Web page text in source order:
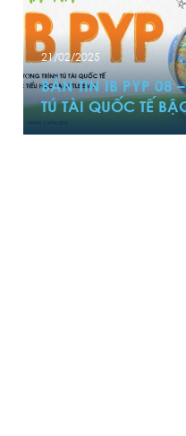
BẢN TIN IB PYP 08
TÚ TÀI QUỐC TẾ
21/02/2025